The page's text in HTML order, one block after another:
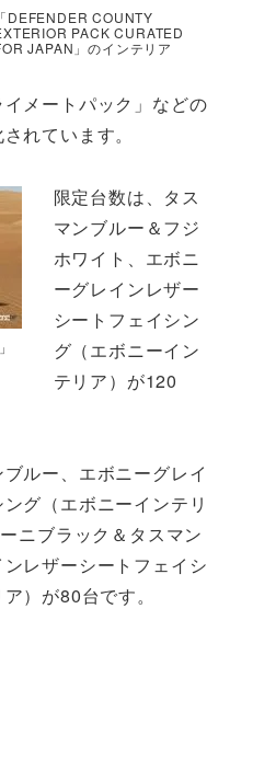
「DEFENDER COUNTY
PACK CURATED
JAPAN」のインテリア
メートパック」などの
れています。
限定台数は、タス
マンブルー＆フジ
ホワイト、エボニ
ーグレインレザー
シートフェイシン
グ（エボニーイン
テリア）が120
ルー、エボニーグレイ
グ（エボニーインテリ
ニブラック＆タスマン
レザーシートフェイシ
）が80台です。